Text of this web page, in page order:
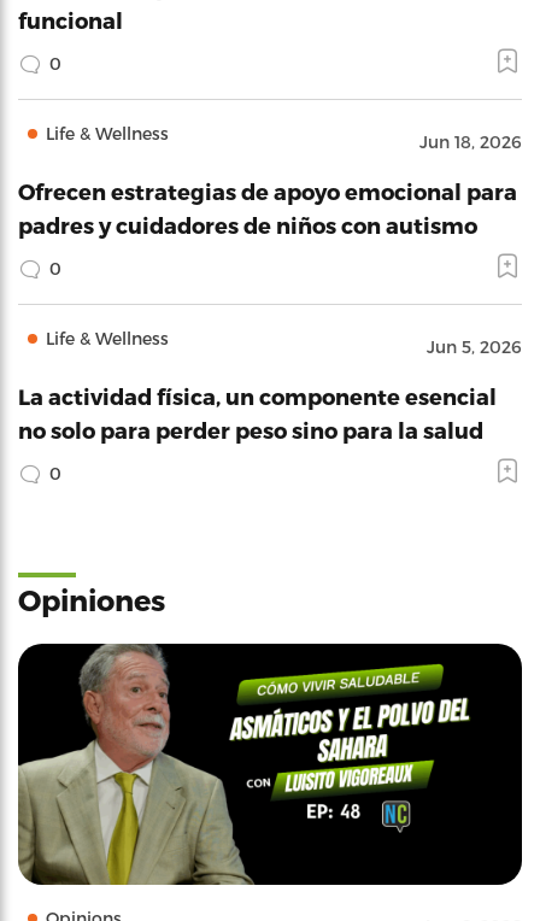
funcional
0
Life & Wellness Jun 18, 2026
Ofrecen estrategias de apoyo emocional para
padres y cuidadores de niños con autismo
0
Life & Wellness Jun 5, 2026
La actividad física, un componente esencial
no solo para perder peso sino para la salud
0
Opiniones